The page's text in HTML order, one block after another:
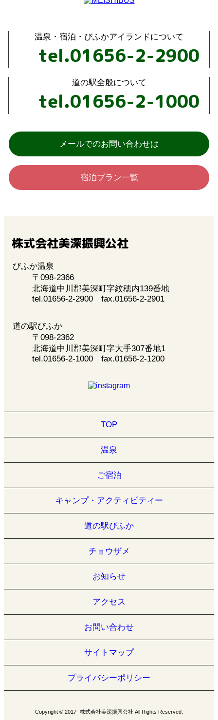
温泉・宿泊・びふかアイランドについて
tel.01656-2-2900
道の駅全般について
tel.01656-2-1000
メールでのお問い合わせは
宿泊プラン一覧
株式会社美深振興公社
びふか温泉
〒098-2366
北海道中川郡美深町字紋穂内139番地
tel.01656-2-2900 fax.01656-2-2901
道の駅びふか
〒098-2362
北海道中川郡美深町字大手307番地1
tel.01656-2-1000 fax.01656-2-1200
TOP
温泉
ご宿泊
キャンプ・アクティビティー
道の駅びふか
チョウザメ
お知らせ
アクセス
お問い合わせ
サイトマップ
プライバシーポリシー
Copyright © 2017- 株式会社美深振興公社 All Rights Reserved.